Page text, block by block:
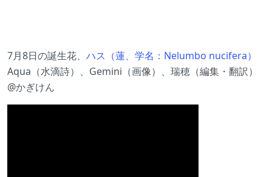
7月8日の誕生花、 ハス（蓮、学名：Nelumbo nucifera）
Aqua（水滴詩）、Gemini（画像）、瑞穂（編集・翻訳）
@かぎけん